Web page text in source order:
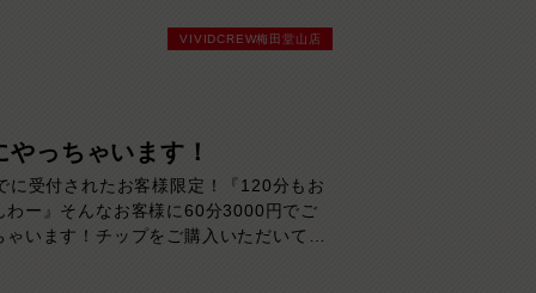
方はお早めにどうぞ！VIVIDCREW梅田堂山店
やっちゃいます！
に受付されたお客様限定！『120分もお
わー』そんなお客様に60分3000円でご
ゃいます！チップをご購入いただいても